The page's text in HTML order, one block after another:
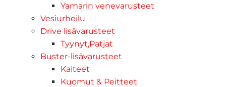
Yamarin venevarusteet
Vesiurheilu
Drive lisävarusteet
Tyynyt,Patjat
Buster-lisävarusteet
Kaiteet
Kuomut & Peitteet